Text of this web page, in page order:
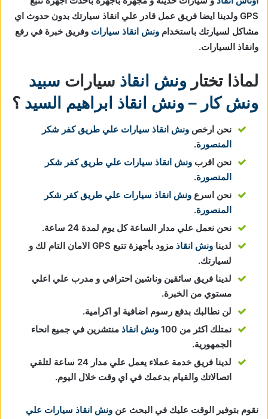
GPS ولدينا ايضا فريق عمل قادر علي انقاذ سيارتك بدون حدوث اي
مشاكل لسيارتك باستخدام ونش انقاذ سيارات وفريق خبرة في رفع
وانقاذ السيارات.
لماذا تختار ونش انقاذ سيارات سبيد
ونش كار – ونش انقاذ ابراهيم السيد ؟
نحن ارخص ونش انقاذ سيارات علي طريق كفر شكر
المنصورة.
نحن اقرب ونش انقاذ سيارات علي طريق كفر شكر
المنصورة.
نحن اسرع ونش انقاذ سيارات علي طريق كفر شكر
المنصورة.
نحن نعمل علي مدار الساعة كل يوم لمدة 24 ساعة.
لدينا ونش انقاذ
مزود بأجهزة تتبع GPS الامان التام لك و
لسيارتك.
لدينا فريق سائقين وناشين احترافي و مدرب علي اعلي
مستوي من الخبرة.
لن نطالبك بدفع رسوم اضافية او اكرامية.
نمتلك اكثر من 100
ونش انقاذ منتشرين في جميع انحاء
الجمهورية.
لدينا فريق خدمة عملاء يعمل علي مدار 24 ساعة لتلقي
اتصالاتك والقيام بدعمك في اي وقت خلال اليوم.
نقوم بتوفير الوقت عليك في البحث عن ونش انقاذ سيارات علي